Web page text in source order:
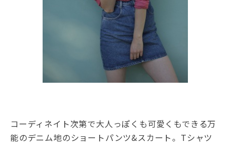
コーディネイト次第で大人っぽくも可愛くもできる万
能のデニム地のショートパンツ&スカート。Tシャツ